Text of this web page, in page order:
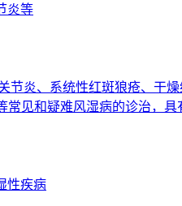
炎等
节炎、系统性红斑狼疮、干
见和疑难风湿病的诊治，具
性疾病